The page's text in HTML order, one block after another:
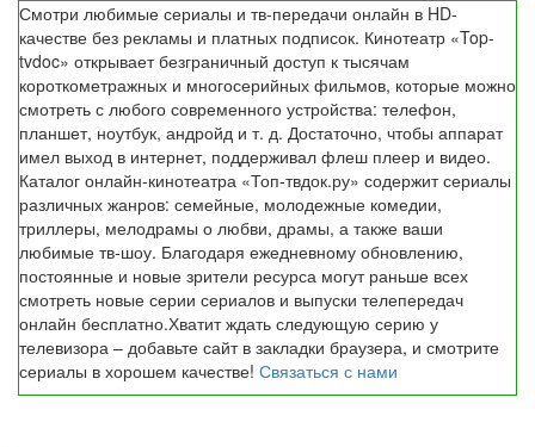
Смотри любимые сериалы и тв-передачи онлайн в HD-
качестве без рекламы и платных подписок. Кинотеатр «Top-
tvdoc» открывает безграничный доступ к тысячам
короткометражных и многосерийных фильмов, которые можно
смотреть с любого современного устройства: телефон,
планшет, ноутбук, андройд и т. д. Достаточно, чтобы аппарат
имел выход в интернет, поддерживал флеш плеер и видео.
Каталог онлайн-кинотеатра «Топ-твдок.ру» содержит сериалы
различных жанров: семейные, молодежные комедии,
триллеры, мелодрамы о любви, драмы, а также ваши
любимые тв-шоу. Благодаря ежедневному обновлению,
постоянные и новые зрители ресурса могут раньше всех
смотреть новые серии сериалов и выпуски телепередач
онлайн бесплатно.Хватит ждать следующую серию у
телевизора – добавьте сайт в закладки браузера, и смотрите
сериалы в хорошем качестве! Связаться с нами